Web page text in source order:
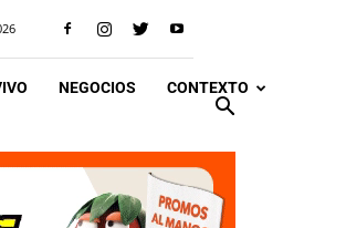
NEGOCIOS CONTEXTO